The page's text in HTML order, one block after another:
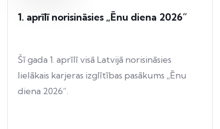
1. aprīlī norisināsies „Ēnu diena 2026”
Šī gada 1. aprīlī visā Latvijā norisināsies
lielākais karjeras izglītības pasākums „Ēnu
diena 2026”.